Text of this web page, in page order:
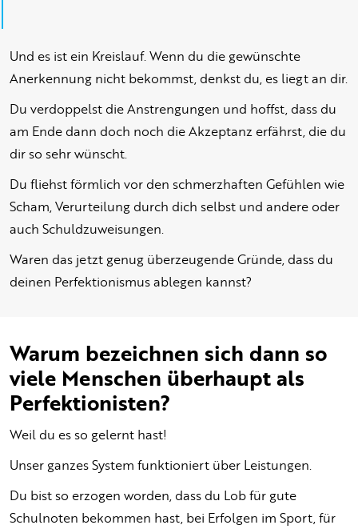
Und es ist ein Kreislauf. Wenn du die gewünschte
Anerkennung nicht bekommst, denkst du, es liegt an dir.
Du verdoppelst die Anstrengungen und hoffst, dass du
am Ende dann doch noch die Akzeptanz erfährst, die du
dir so sehr wünscht.
Du fliehst förmlich vor den schmerzhaften Gefühlen wie
Scham, Verurteilung durch dich selbst und andere oder
auch Schuldzuweisungen.
Waren das jetzt genug überzeugende Gründe, dass du
deinen Perfektionismus ablegen kannst?
Warum bezeichnen sich dann so
viele Menschen überhaupt als
Perfektionisten?
Weil du es so gelernt hast!
Unser ganzes System funktioniert über Leistungen.
Du bist so erzogen worden, dass du Lob für gute
Schulnoten bekommen hast, bei Erfolgen im Sport, für